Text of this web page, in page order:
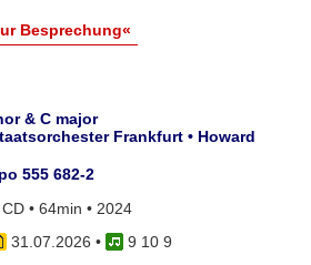
Besprechung«
& C major
Frankfurt • Howard
555 682-2
• 64min • 2024
31.07.2026 •
9 10 9